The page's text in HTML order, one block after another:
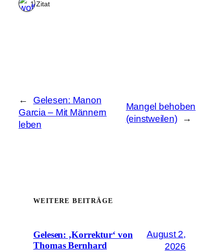
1 Zitat
←
Gelesen: Manon
Garcia – Mit Männern
leben
Mangel behoben
(einstweilen)
→
WEITERE BEITRÄGE
Gelesen: ‚Korrektur‘ von
Thomas Bernhard
August 2,
2026